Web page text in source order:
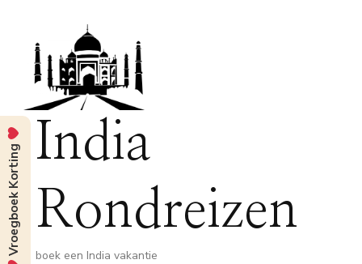
India
Rondreizen
boek een India vakantie
Vroegboek Korting